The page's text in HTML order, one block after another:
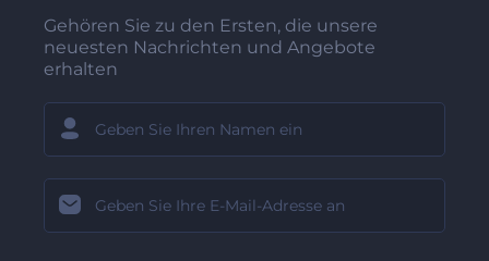
Gehören Sie zu den Ersten, die unsere
neuesten Nachrichten und Angebote
erhalten